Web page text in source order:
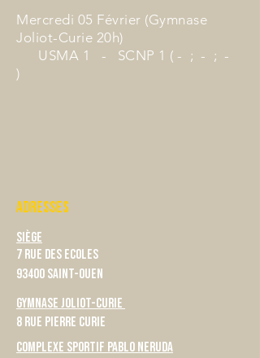
Mercredi 05 Février (Gymnase
Joliot-Curie 20h)
USMA 1 - SCNP 1 ( - ; - ; -
)
ADRESSES
Siège
7 rue des Ecoles
93400 Saint-Ouen
Gymnase Joliot-Curie
8 rue Pierre Curie
Complexe Sportif Pablo Neruda